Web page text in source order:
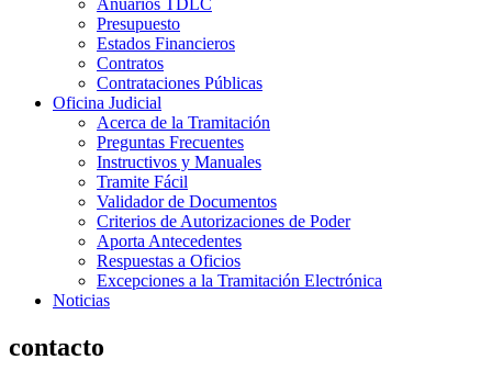
Presupuesto
Estados Financieros
Contratos
Contrataciones Públicas
Oficina Judicial
Acerca de la Tramitación
Preguntas Frecuentes
Instructivos y Manuales
Tramite Fácil
Validador de Documentos
Criterios de Autorizaciones de Poder
Aporta Antecedentes
Respuestas a Oficios
Excepciones a la Tramitación Electrónica
Noticias
contacto